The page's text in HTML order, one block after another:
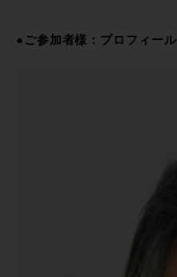
●ご参加者様：プロフィール